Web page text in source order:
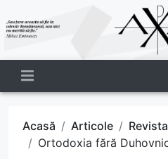
Acasă Articole Revista
Ortodoxia fără